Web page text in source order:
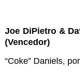
Joe DiPietro &
(Vencedor)
“Coke” Daniels,